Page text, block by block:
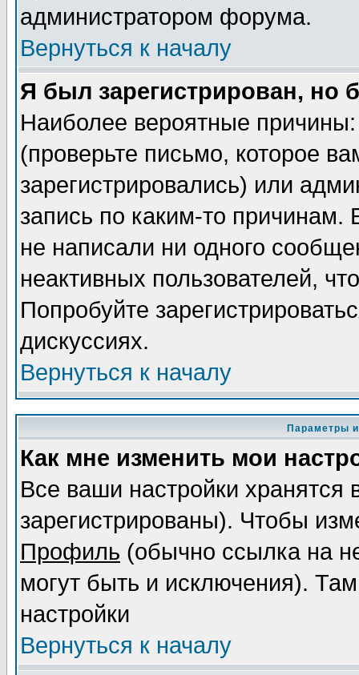
администратором форума.
Вернуться к началу
Я был зарегистрирован, но
Наиболее вероятные
(проверьте письмо, которое
зарегистрировались) или
запись по каким-то
не написали ни одного
неактивных пользователей,
Попробуйте
дискуссиях.
Вернуться к началу
Параметры
Как мне изменить мои
Все ваши настройки
зарегистрированы). Чтобы
Профиль (обычно ссылка на
могут быть и исключения).
настройки
Вернуться к началу